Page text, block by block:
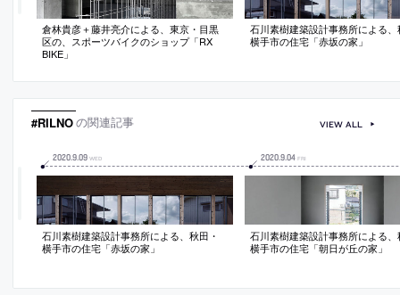
倉林貴彦＋藤井亮介による、東京・目黒
区の、スポーツバイクのショップ「RX
BIKE」
石川素樹建築設計事務所による、
横手市の住宅「赤坂の家」
#RILNOの関連記事
2020.9.09 WED
石川素樹建築設計事務所による、秋田・
横手市の住宅「赤坂の家」
2020.9.04 FRI
石川素樹建築設計事務所による、
横手市の住宅「朝日が丘の家」
VIEW ALL